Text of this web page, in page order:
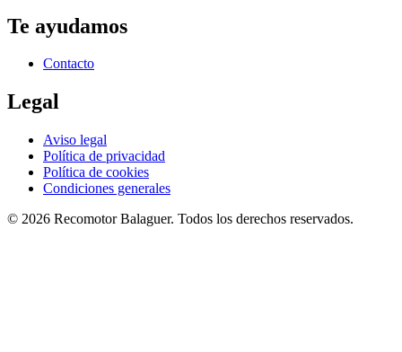
Te ayudamos
Contacto
Legal
Aviso legal
Política de privacidad
Política de cookies
Condiciones generales
© 2026 RecomotorBalaguer. Todos los derechos reservados.